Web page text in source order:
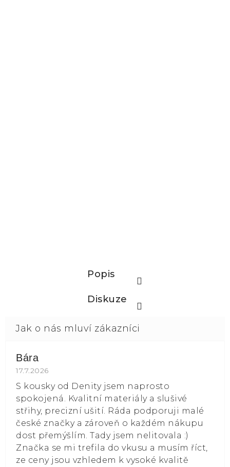
Popis
Diskuze
Bára
Hodnocení obchodu je 5 z 5 hvězdiček.
17.7.2026
S kousky od Denity jsem naprosto
spokojená. Kvalitní materiály a slušivé
střihy, precizní ušití. Ráda podporuji malé
české značky a zároveň o každém nákupu
dost přemýšlím. Tady jsem nelitovala :)
Značka se mi trefila do vkusu a musím říct,
ze ceny jsou vzhledem k vysoké kvalitě